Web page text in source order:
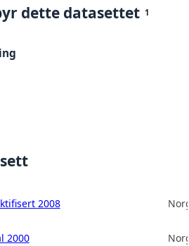
dette datasettet 1
2008
2000